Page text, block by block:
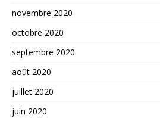
novembre 2020
octobre 2020
septembre 2020
août 2020
juillet 2020
juin 2020